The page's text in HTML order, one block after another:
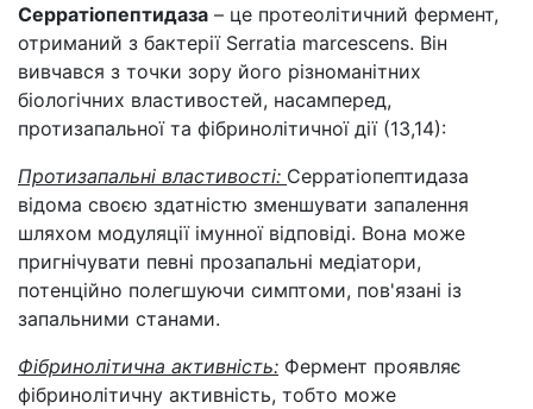
Серратіопептидаза – це протеолітичний фермент,
отриманий з бактерії Serratia marcescens. Він
вивчався з точки зору його різноманітних
біологічних властивостей, насамперед,
протизапальної та фібринолітичної дії (13,14):
Протизапальні властивості: Серратіопептидаза
відома своєю здатністю зменшувати запалення
шляхом модуляції імунної відповіді. Вона може
пригнічувати певні прозапальні медіатори,
потенційно полегшуючи симптоми, пов'язані із
запальними станами.
Фібринолітична активність: Фермент проявляє
фібринолітичну активність, тобто може